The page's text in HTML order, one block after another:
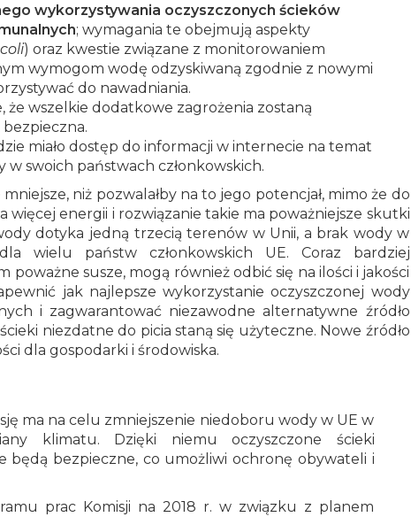
wykorzystywania oczyszczonych ścieków
; wymagania te obejmują aspekty
) oraz kwestie związane z monitorowaniem
wymogom wodę odzyskiwaną zgodnie z nowymi
do nawadniania.
że wszelkie dodatkowe zagrożenia zostaną
miało dostęp do informacji w internecie na temat
swoich państwach członkowskich.
niż pozwalałby na to jego potencjał, mimo że do
więcej energii i rozwiązanie takie ma poważniejsze skutki
dotyka jedną trzecią terenów w Unii, a brak wody w
wielu państw członkowskich UE. Coraz bardziej
susze, mogą również odbić się na ilości i jakości
jak najlepsze wykorzystanie oczyszczonej wody
i zagwarantować niezawodne alternatywne źródło
niezdatne do picia staną się użyteczne. Nowe źródło
dla gospodarki i środowiska.
ma na celu zmniejszenie niedoboru wody w UE w
klimatu. Dzięki niemu oczyszczone ścieki
będą bezpieczne, co umożliwi ochronę obywateli i
prac Komisji na 2018 r. w związku z planem